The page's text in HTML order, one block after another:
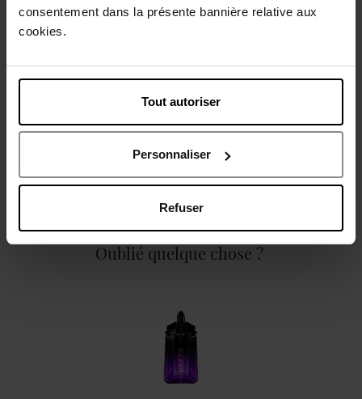
consentement dans la présente bannière relative aux
cookies.
Tout autoriser
Personnaliser
Refuser
Description
Caractéristiques
Avis client Politique relative aux avis des clients
Oublié quelque chose ?